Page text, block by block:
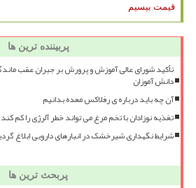
قیمت بیسیم
پربیننده ترین ها
تأکید شورای عالی آموزش و پرورش بر جبران عقب
دانش آموزان
آن چه باید درباره ی رفلاکس معده بدانیم
تغذیه نوزادان با تخم مرغ می تواند خطر آلرژی را کم کند
شرایط نگهداری شیرخشک در انبارهای دارویی ابلاغ
پربحث ترین ها